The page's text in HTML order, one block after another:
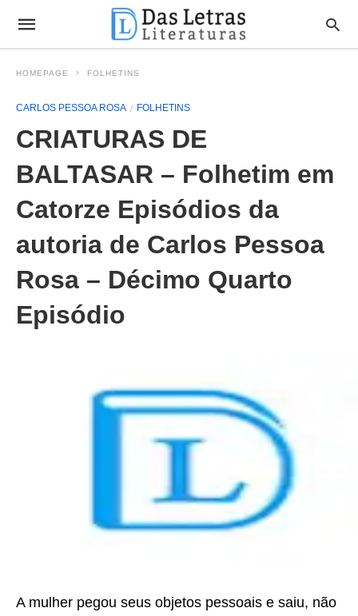
HOMEPAGE FOLHETINS
CARLOS PESSOA ROSA FOLHETINS
CRIATURAS DE
BALTASAR – Folhetim em
Catorze Episódios da
autoria de Carlos Pessoa
Rosa – Décimo Quarto
Episódio
A mulher pegou seus objetos pessoais e saiu, não